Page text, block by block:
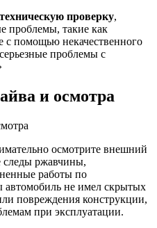
техническую проверку,
проблемы, такие как
с помощью некачественного
проблемы с
и осмотра
осмотрите внешний
следы ржавчины,
работы по
не имел скрытых
повреждения конструкции,
при эксплуатации.